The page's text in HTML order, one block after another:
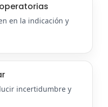
en la indicación y
incertidumbre y